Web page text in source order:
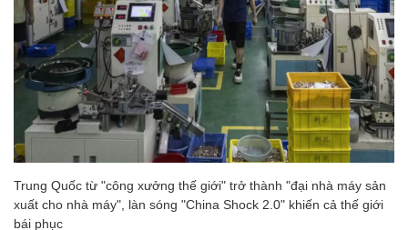
Trung Quốc từ "công xưởng thế giới" trở thành "đại nhà máy sản
xuất cho nhà máy", làn sóng "China Shock 2.0" khiến cả thế giới
bái phục